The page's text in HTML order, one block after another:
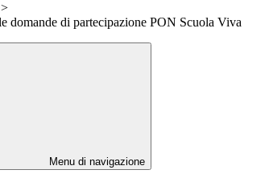
>
domande di partecipazione PON Scuola Viva
Menu di navigazione